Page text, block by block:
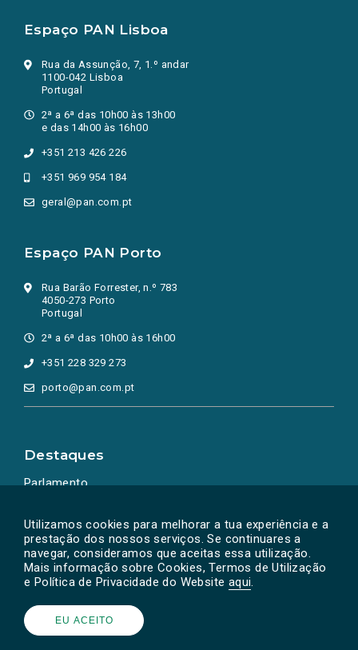
Utilizamos cookies para melhorar a tua experiência e a
prestação dos nossos serviços. Se continuares a
navegar, consideramos que aceitas essa utilização.
Mais informação sobre Cookies, Termos de Utilização
e Política de Privacidade do Website aqui.
EU ACEITO
Espaço PAN Lisboa
Rua da Assunção, 7, 1.º andar
1100-042 Lisboa
Portugal
2ª a 6ª das 10h00 às 13h00
e das 14h00 às 16h00
+351 213 426 226
+351 969 954 184
geral@pan.com.pt
Espaço PAN Porto
Rua Barão Forrester, n.º 783
4050-273 Porto
Portugal
2ª a 6ª das 10h00 às 16h00
+351 228 329 273
porto@pan.com.pt
Destaques
Parlamento
Powered by © PAN 2026